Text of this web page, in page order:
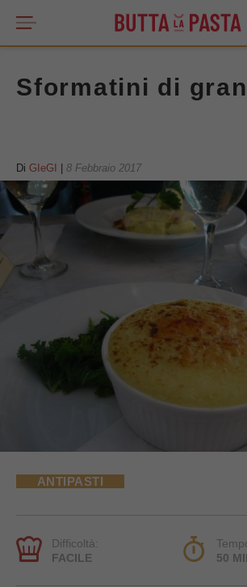
Sformatini di
Di GIeGI 8 Febbraio 2017
ANTIPASTI
Difficoltà:
FACILE
50